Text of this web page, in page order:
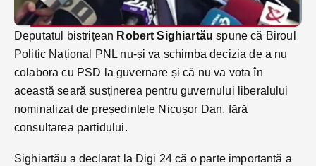
Deputatul bistrițean Robert Sighiartău spune că Biroul
Politic Național PNL nu-și va schimba decizia de a nu
colabora cu PSD la guvernare și că nu va vota în
această seară susținerea pentru guvernului liberalului
nominalizat de președintele Nicușor Dan, fără
consultarea partidului.
Sighiartău a declarat la Digi 24 că o parte importantă a